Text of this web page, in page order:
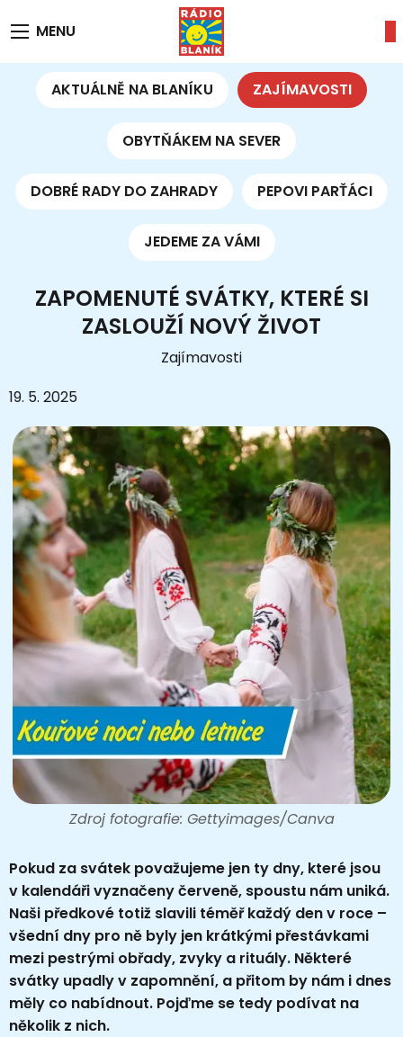
MENU
AKTUÁLNĚ NA BLANÍKU ZAJÍMAVOSTI
OBYTŇÁKEM NA SEVER
DOBRÉ RADY DO ZAHRADY PEPOVI PARŤÁCI
JEDEME ZA VÁMI
ZAPOMENUTÉ SVÁTKY, KTERÉ SI
ZASLOUŽÍ NOVÝ ŽIVOT
Zajímavosti
19. 5. 2025
Zdroj fotografie: Gettyimages/Canva
Pokud za svátek považujeme jen ty dny, které jsou
v kalendáři vyznačeny červeně, spoustu nám uniká.
Naši předkové totiž slavili téměř každý den v roce –
všední dny pro ně byly jen krátkými přestávkami
mezi pestrými obřady, zvyky a rituály. Některé
svátky upadly v zapomnění, a přitom by nám i dnes
měly co nabídnout. Pojďme se tedy podívat na
několik z nich.